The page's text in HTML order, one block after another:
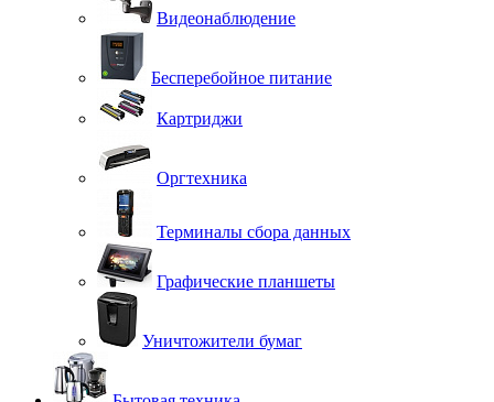
Видеонаблюдение
Бесперебойное питание
Картриджи
Оргтехника
Терминалы сбора данных
Графические планшеты
Уничтожители бумаг